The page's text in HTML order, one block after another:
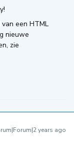
een HTML
nieuwe
zie
years ago